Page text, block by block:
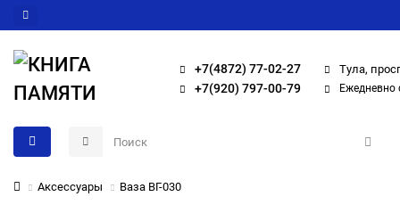
+7(4872) 77-02-27
+7(920) 797-00-79
Тула,
Ежедневно
Аксессуары Ваза ВГ-030